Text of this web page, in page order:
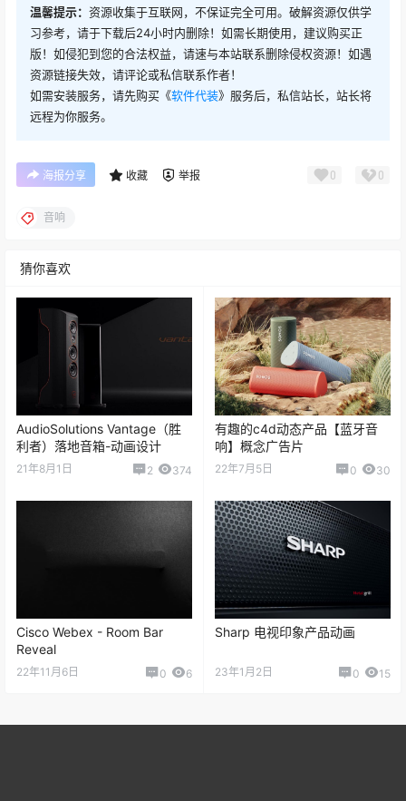
温馨提示： 资源收集于互联网，不保证完全可用。破解资源仅供学
习参考，请于下载后24小时内删除！如需长期使用，建议购买正
版！如侵犯到您的合法权益，请速与本站联系删除侵权资源！如遇
资源链接失效，请评论或私信联系作者！
如需安装服务，请先购买《软件代装》服务后，私信站长，站长将
远程为你服务。
海报分享 收藏 举报 0 0
音响
猜你喜欢
AudioSolutions Vantage（胜
利者）落地音箱-动画设计
21年8月1日 2 374
有趣的c4d动态产品【蓝牙音
响】概念广告片
22年7月5日 0 30
Cisco Webex - Room Bar
Reveal
22年11月6日 0 6
Sharp 电视印象产品动画
23年1月2日 0 15